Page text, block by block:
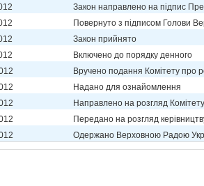
Закон направлено на підпис
Повернуто з підписом Голови
Закон прийнято
Включено до порядку денного
Вручено подання Комітету про
Надано для ознайомлення
Направлено на розгляд Комітету
Передано на розгляд
Одержано Верховною Радою